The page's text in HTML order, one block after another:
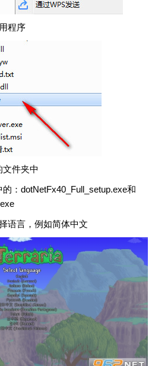
程序
件夹中
：dotNetFx40_Full_setup.exe和
语言，例如简体中文